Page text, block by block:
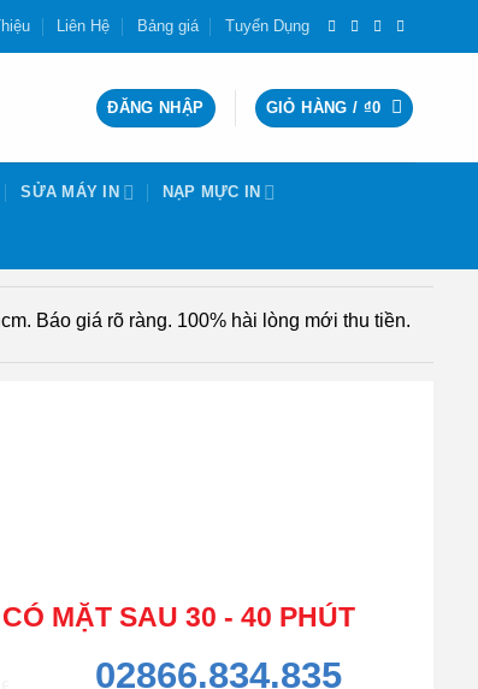
Liên Hệ Bảng giá Tuyển Dụng
ĐĂNG NHẬP GIỎ HÀNG / ₫0
SỬA MÁY IN NẠP MỰC IN
Báo giá rõ ràng. 100% hài lòng mới thu tiền.
CÓ MẶT SAU 30 - 40 PHÚT
02866.834.835